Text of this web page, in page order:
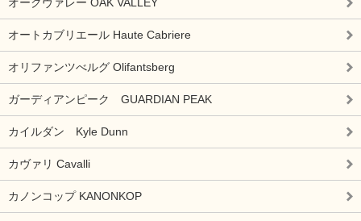
オートカブリエール Haute Cabriere
オリファンツべルグ Olifantsberg
ガーディアンピーク GUARDIAN PEAK
カイルダン Kyle Dunn
カヴァリ Cavalli
カノンコップ KANONKOP